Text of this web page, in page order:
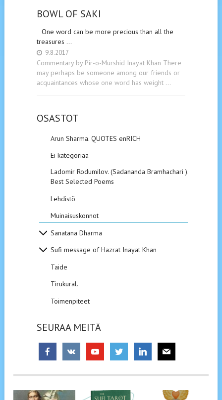
BOWL OF SAKI
One word can be more precious than all the
treasures …
9.8.2017
Commentary by Pir-o-Murshid Inayat Khan There
may perhaps be someone among our friends or
acquaintances whose one word has weight …
OSASTOT
Arun Sharma. QUOTES enRICH
Ei kategoriaa
Ladomir Rodumilov. (Sadananda Bramhachari ).
Best Selected Poems
Lehdistö
Muinaisuskonnot
Sanatana Dharma
Sufi message of Hazrat Inayat Khan
Taide
Tirukural.
Toimenpiteet
SEURAA MEITÄ